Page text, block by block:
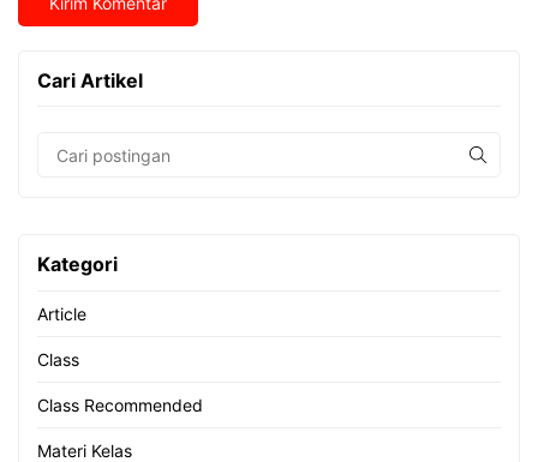
Cari Artikel
Kategori
Article
Class
Class Recommended
Materi Kelas